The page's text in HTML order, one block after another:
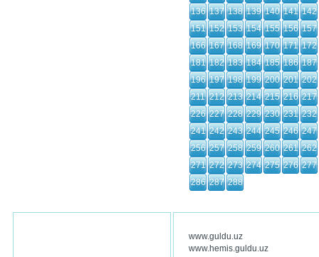
136 137 138 139 140 141 142
151 152 153 154 155 156 157
166 167 168 169 170 171 172
181 182 183 184 185 186 187
196 197 198 199 200 201 202
211 212 213 214 215 216 217
226 227 228 229 230 231 232
241 242 243 244 245 246 247
256 257 258 259 260 261 262
271 272 273 274 275 276 277
286 287 288
www.guldu.uz
www.hemis.guldu.uz